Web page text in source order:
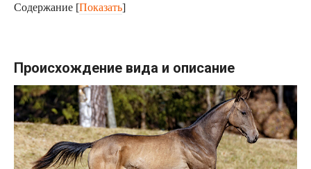
Содержание [Показать]
Происхождение вида и описание